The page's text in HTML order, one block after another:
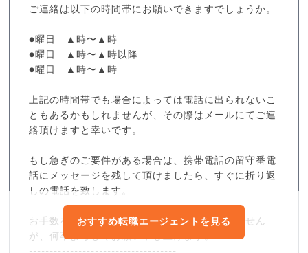
ご連絡は以下の時間帯にお願いできますでしょうか。
●曜日 ▲時〜▲時
●曜日 ▲時〜▲時以降
●曜日 ▲時〜▲時
上記の時間帯でも場合によっては電話に出られないこ
ともあるかもしれませんが、その際はメールにてご連
絡頂けますと幸いです。
もし急ぎのご要件がある場合は、携帯電話の留守番電
話にメッセージを残して頂けましたら、すぐに折り返
しの電話を致します。
お手数をおかけしてしまい大変申し訳ございません
が、何卒よろしくお願い申し上げます。
おすすめ転職エージェントを見る